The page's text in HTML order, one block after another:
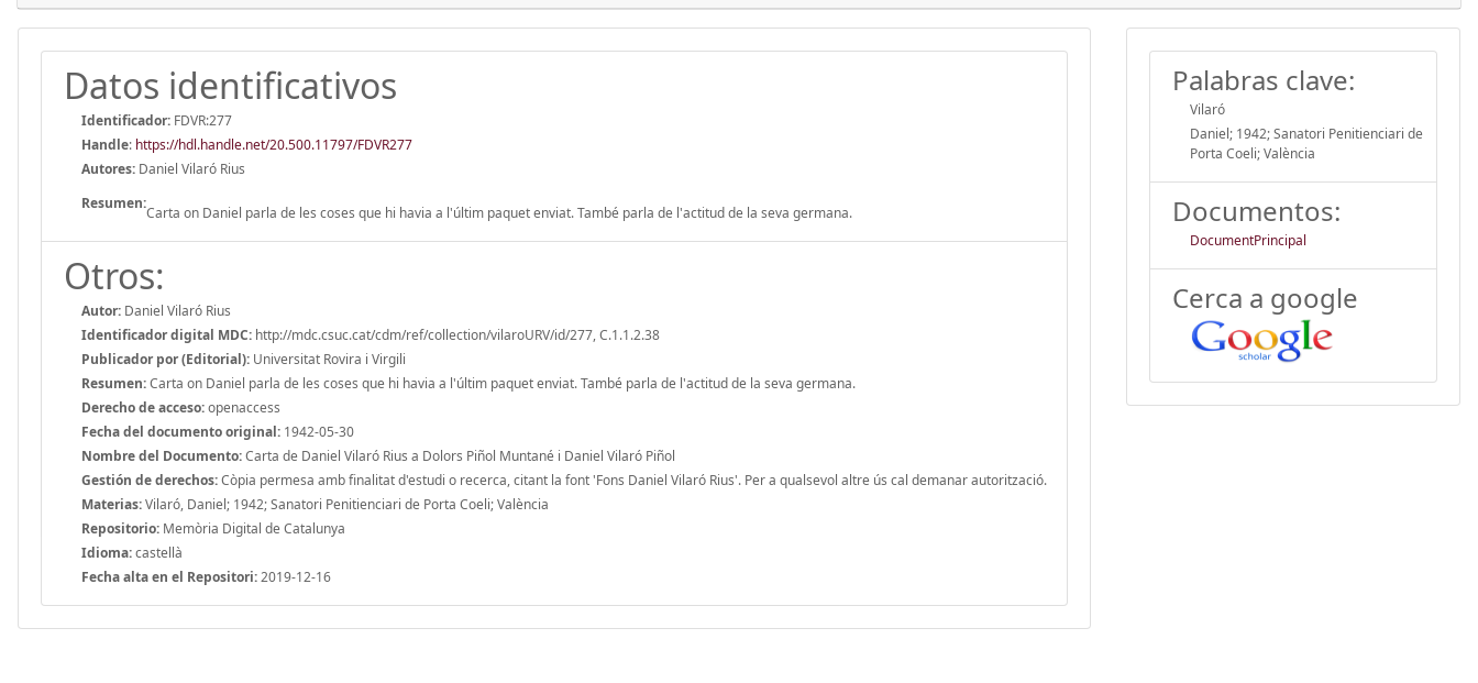
Datos identificativos
Identificador: FDVR:277
Handle: https://hdl.handle.net/20.500.11797/FDVR277
Autores: Daniel Vilaró Rius
Resumen:
Carta on Daniel parla de les coses que hi havia a l'últim paquet enviat. També parla de l'actitud de la seva germana.
Otros:
Autor: Daniel Vilaró Rius
Identificador digital MDC: http://mdc.csuc.cat/cdm/ref/collection/vilaroURV/id/277, C.1.1.2.38
Publicador por (Editorial): Universitat Rovira i Virgili
Resumen:Carta on Daniel parla de les coses que hi havia a l'últim paquet enviat. També parla de l'actitud de la seva germana.
Derecho de acceso:openaccess
Fecha del documento original: 1942-05-30
Nombre del Documento:Carta de Daniel Vilaró Rius a Dolors Piñol Muntané i Daniel Vilaró Piñol
Gestión de derechos:Còpia permesa amb finalitat d'estudi o recerca, citant la font 'Fons Daniel Vilaró Rius'. Per a qualsevol altre ús cal demanar autorització.
Materias:Vilaró, Daniel; 1942; Sanatori Penitienciari de Porta Coeli; València
Repositorio: Memòria Digital de Catalunya
Idioma:castellà
Fecha alta en el Repositori:2019-12-16
Palabras clave:
Vilaró
Daniel; 1942; Sanatori Penitienciari de
Porta Coeli; València
Documentos:
DocumentPrincipal
Cerca a google